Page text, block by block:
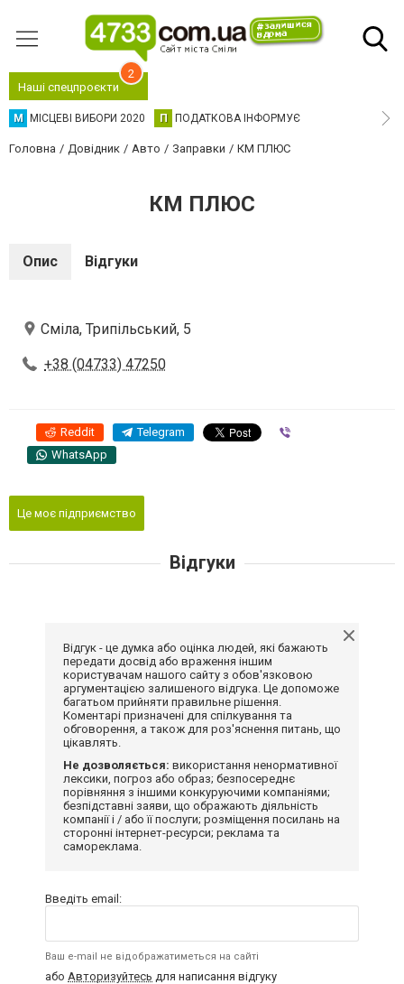
Наші спецпроєкти
2
М МІСЦЕВІ ВИБОРИ 2020 П ПОДАТКОВА ІНФОРМУЄ
Головна Довідник Авто Заправки КМ ПЛЮС
КМ ПЛЮС
Опис Відгуки
Сміла, Трипільський, 5
+38 (04733) 47250
Reddit Telegram
WhatsApp
Це моє підприємство
Відгуки
Відгук - це думка або оцінка людей, які бажають
передати досвід або враження іншим
користувачам нашого сайту з обов'язковою
аргументацією залишеного відгука. Це допоможе
багатьом прийняти правильне рішення.
Коментарі призначені для спілкування та
обговорення, а також для роз'яснення питань, що
цікавлять.
Не дозволяється: використання ненормативної
лексики, погроз або образ; безпосереднє
порівняння з іншими конкуруючими компаніями;
безпідставні заяви, що ображають діяльність
компанії і / або її послуги; розміщення посилань на
сторонні інтернет-ресурси; реклама та
самореклама.
Введіть email:
Ваш e-mail не відображатиметься на сайті
або Авторизуйтесь для написання відгуку